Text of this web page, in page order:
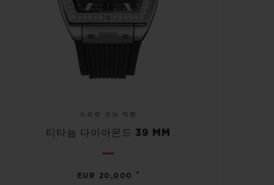
스피릿 오브 빅뱅
티타늄 다이아몬드 39 MM
EUR 20,000 •